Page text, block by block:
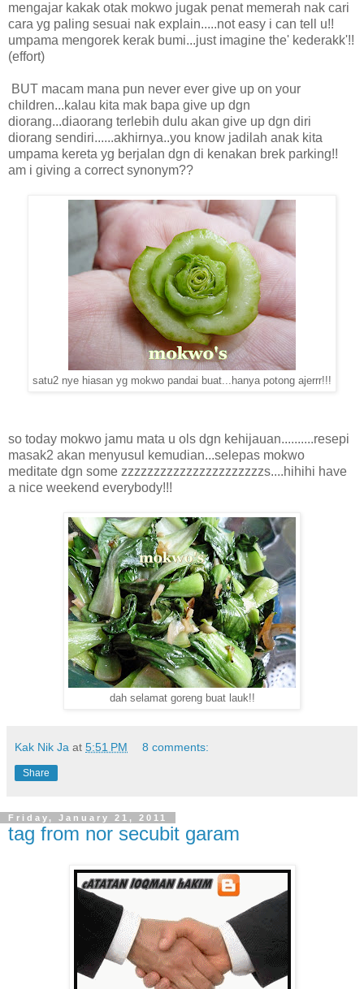
mengajar kakak otak mokwo jugak penat memerah nak cari
cara yg paling sesuai nak explain.....not easy i can tell u!!
umpama mengorek kerak bumi...just imagine the' kederakk'!!
(effort)
BUT macam mana pun never ever give up on your
children...kalau kita mak bapa give up dgn
diorang...diaorang terlebih dulu akan give up dgn diri
diorang sendiri......akhirnya..you know jadilah anak kita
umpama kereta yg berjalan dgn di kenakan brek parking!!
am i giving a correct synonym??
satu2 nye hiasan yg mokwo pandai buat...hanya potong ajerrr!!!
so today mokwo jamu mata u ols dgn kehijauan..........resepi
masak2 akan menyusul kemudian...selepas mokwo
meditate dgn some zzzzzzzzzzzzzzzzzzzzzzs....hihihi have
a nice weekend everybody!!!
dah selamat goreng buat lauk!!
Kak Nik Ja at 5:51 PM 8 comments:
Share
Friday, January 21, 2011
tag from nor secubit garam